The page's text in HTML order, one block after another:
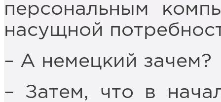
персональным
насущной
– А немецкий зачем?
– Затем, что в